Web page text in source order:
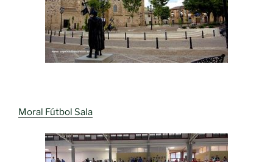
Moral Fútbol Sala